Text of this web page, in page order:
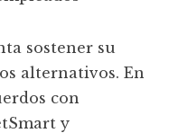
sostener su
alternativos. En
con
y